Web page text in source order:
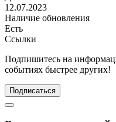
12.07.2023
Наличие обновления
Есть
Ссылки
Подпишитесь на
событиях быстрее других!
Подписаться